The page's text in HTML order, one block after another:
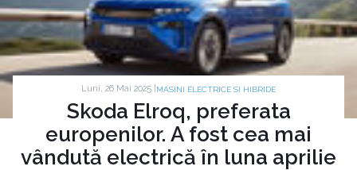
Luni, 26 Mai 2025 | MASINI ELECTRICE SI HIBRIDE
Skoda Elroq, preferata
europenilor. A fost cea mai
vândută electrică în luna aprilie